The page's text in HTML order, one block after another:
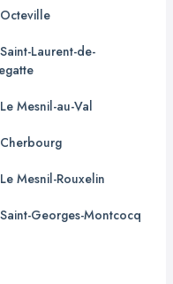
Octeville
Saint-Laurent-de-
Le Mesnil-au-Val
Cherbourg
Le Mesnil-Rouxelin
Saint-Georges-Montcocq